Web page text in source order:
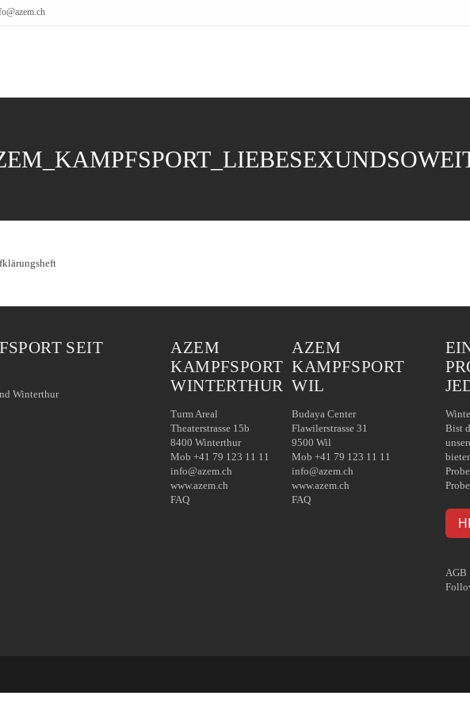
SEIT
Winterthur
AZEM
KAMPFSPORT
WINTERTHUR
Turm Areal
Theaterstrasse 15b
8400 Winterthur
Mob +41 79 123 11 11
info@azem.ch
www.azem.ch
FAQ
AZEM
KAMPFSPORT
WIL
Budaya Center
Flawilerstrasse 31
9500 Wil
Mob +41 79 123 11 11
info@azem.ch
www.azem.ch
FAQ
Bist
AGB